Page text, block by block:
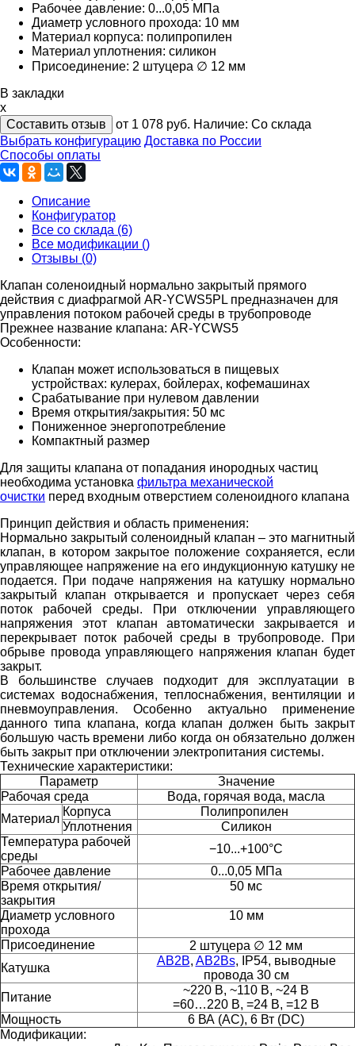
Рабочее давление: 0...0,05 МПа
Диаметр условного прохода: 10 мм
Материал корпуса: полипропилен
Материал уплотнения: силикон
Присоединение: 2 штуцера ∅ 12 мм
В закладки
x
Составить отзыв
от 1 078 руб. Наличие: Со склада
Выбрать конфигурацию Доставка по России
Способы оплаты
Описание
Конфигуратор
Все со склада (6)
Все модификации ()
Отзывы (0)
Клапан соленоидный нормально закрытый прямого
действия с диафрагмой AR-YCWS5PL предназначен для
управления потоком рабочей среды в трубопроводе
Прежнее название клапана: AR-YCWS5
Особенности:
Клапан может использоваться в пищевых
устройствах: кулерах, бойлерах, кофемашинах
Срабатывание при нулевом давлении
Время открытия/закрытия: 50 мс
Пониженное энергопотребление
Компактный размер
Для защиты клапана от попадания инородных частиц
необходима установка фильтра механической
очистки перед входным отверстием соленоидного клапана
Принцип действия и область применения:
Нормально закрытый соленоидный клапан – это магнитный
клапан, в котором закрытое положение сохраняется, если
управляющее напряжение на его индукционную катушку не
подается. При подаче напряжения на катушку нормально
закрытый клапан открывается и пропускает через себя
поток рабочей среды. При отключении управляющего
напряжения этот клапан автоматически закрывается и
перекрывает поток рабочей среды в трубопроводе. При
обрыве провода управляющего напряжения клапан будет
закрыт.
В большинстве случаев подходит для эксплуатации в
системах водоснабжения, теплоснабжения, вентиляции и
пневмоуправления. Особенно актуально применение
данного типа клапана, когда клапан должен быть закрыт
большую часть времени либо когда он обязательно должен
быть закрыт при отключении электропитания системы.
Технические характеристики:
Параметр
Значение
Рабочая среда
Вода, горячая вода, масла
Материал
Корпуса
Полипропилен
Уплотнения
Силикон
Температура рабочей
среды
−10...+100°С
Рабочее давление
0...0,05 МПа
Время открытия/
закрытия
50 мс
Диаметр условного
прохода
10 мм
Присоединение
2 штуцера ∅ 12 мм
Катушка
AB2B, AB2Bs, IP54, выводные
провода 30 см
Питание
~220 В, ~110 В, ~24 В
=60…220 В, =24 В, =12 В
Мощность
6 ВА (АС), 6 Вт (DC)
Модификации: